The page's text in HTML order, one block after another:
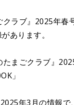
クラブ』2025年
あります。
まごクラブ』
」
年3月の情報で